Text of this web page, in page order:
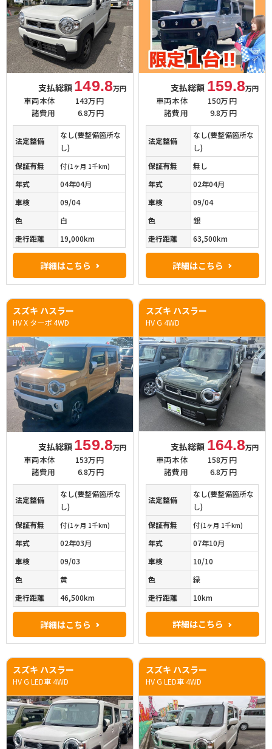
支払総額 149.8万円
車両本体
143万円
諸費用
6.8万円
法定整備
なし(要整備箇所な
し)
保証有無
付(1ヶ月 1千km)
年式
04年04月
車検
09/04
色
白
走行距離
19,000km
詳細はこちら
支払総額 159.8万円
車両本体
150万円
諸費用
9.8万円
法定整備
なし(要整備箇所な
し)
保証有無
無し
年式
02年04月
車検
09/04
色
銀
走行距離
63,500km
詳細はこちら
スズキ ハスラー
HV X ターボ 4WD
支払総額 159.8万円
車両本体
153万円
諸費用
6.8万円
法定整備
なし(要整備箇所な
し)
保証有無
付(1ヶ月 1千km)
年式
02年03月
車検
09/03
色
黄
走行距離
46,500km
詳細はこちら
スズキ ハスラー
HV G 4WD
支払総額 164.8万円
車両本体
158万円
諸費用
6.8万円
法定整備
なし(要整備箇所な
し)
保証有無
付(1ヶ月 1千km)
年式
07年10月
車検
10/10
色
緑
走行距離
10km
詳細はこちら
スズキ ハスラー
HV G LED車 4WD
スズキ ハスラー
HV G LED車 4WD